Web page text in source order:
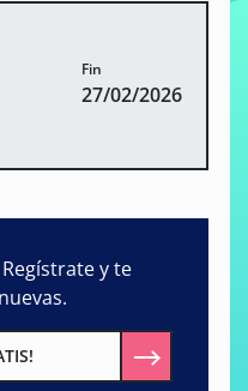
Fin
27/02/2026
y te